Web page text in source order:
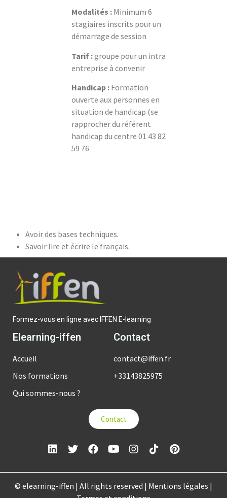
Modalités : Minimum 6
stagiaires inscrits pour un
démarrage de session
Tarif :groupe pour un intra
entreprise à convenir
Handicap : Formation
ouverte aux personnes en
situation de handicap (se
rapprocher du référent
handicap du centre 01 43 82
59 76
Avoir des bases techniques.
Savoir lire et écrire le français.
Formez-vous en ligne avec IFFEN E-learning
Elearning-iffen
Accueil
Nos formations
Qui sommes-nous ?
Contact
contact@iffen.fr
+33143825975
Contact
© elearning-iffen | All rights reserved | Mentions légales |